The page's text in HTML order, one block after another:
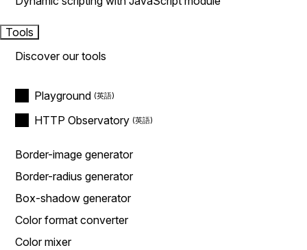
Tools
Discover our tools
Playground
HTTP Observatory
Border-image generator
Border-radius generator
Box-shadow generator
Color format converter
Color mixer